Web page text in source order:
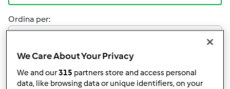
Ordina per:
Risultati per pagina:
10
We Care About Your Privacy
We and our315 partners store and access personal
data, like browsing data or unique identifiers, on your